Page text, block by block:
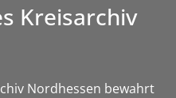
Kreisarchiv
Nordhessen bewahrt